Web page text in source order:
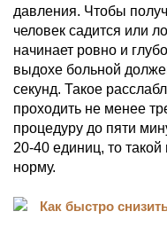
давления. Чтобы
человек садится или
начинает ровно и
выдохе больной
секунд. Такое
проходить не менее
процедуру до пяти
20-40 единиц, то
норму.